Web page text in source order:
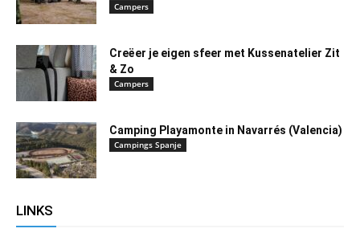
Campers
Creëer je eigen sfeer met Kussenatelier Zit
& Zo
Campers
Camping Playamonte in Navarrés (Valencia)
Campings Spanje
LINKS